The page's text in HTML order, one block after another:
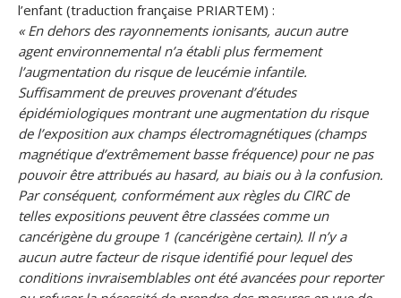
l’enfant (traduction française PRIARTEM) :
« En dehors des rayonnements ionisants, aucun autre
agent environnemental n’a établi plus fermement
l’augmentation du risque de leucémie infantile.
Suffisamment de preuves provenant d’études
épidémiologiques montrant une augmentation du risque
de l’exposition aux champs électromagnétiques (champs
magnétique d’extrêmement basse fréquence) pour ne pas
pouvoir être attribués au hasard, au biais ou à la confusion.
Par conséquent, conformément aux règles du CIRC de
telles expositions peuvent être classées comme un
cancérigène du groupe 1 (cancérigène certain). Il n’y a
aucun autre facteur de risque identifié pour lequel des
conditions invraisemblables ont été avancées pour reporter